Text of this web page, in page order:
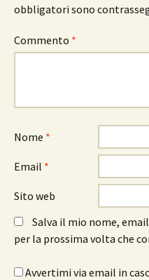
obbligatori sono
Commento *
Nome *
Email *
Sito web
Salva il mio nome,
per la prossima volta che
Avvertimi via email in